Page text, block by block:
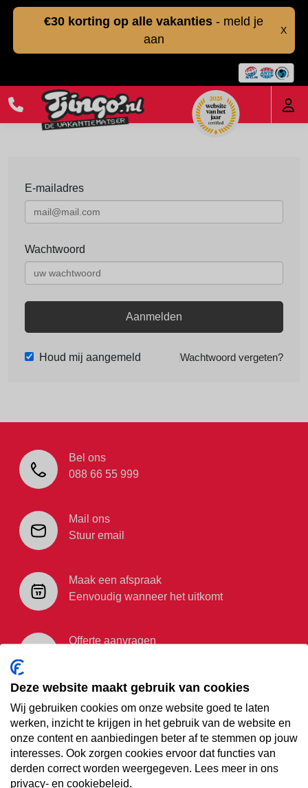
€30 korting op alle vakanties - meld je
aan
X
E-mailadres
Wachtwoord
Aanmelden
Houd mij aangemeld Wachtwoord vergeten?
Bel ons
088 66 55 999
Mail ons
Stuur email
Maak een afspraak
Eenvoudig wanneer het uitkomt
Offerte aanvragen
€35,- korting op je
volgende vakantie
Deze website maakt gebruik van cookies
Wij gebruiken cookies om onze website goed te laten
werken, inzicht te krijgen in het gebruik van de website en
onze content en aanbiedingen beter af te stemmen op jouw
interesses. Ook zorgen cookies ervoor dat functies van
derden correct worden weergegeven. Lees meer in ons
privacy- en cookiebeleid.